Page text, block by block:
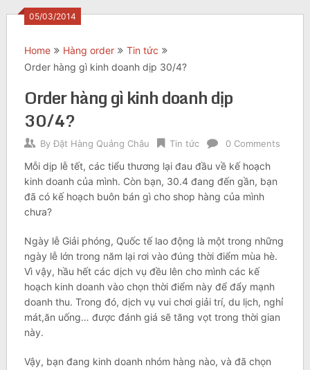
05/03/2014
Home Hàng order
Tin tức
Order hàng gì kinh doanh dịp 30/4?
Order hàng gì kinh doanh dịp
30/4?
By Đặt Hàng Quảng Châu Tin tức 0 Comments
Mỗi dịp lễ tết, các tiểu thương lại đau đầu về kế hoạch
kinh doanh của mình. Còn bạn, 30.4 đang đến gần, bạn
đã có kế hoạch buôn bán gì cho shop hàng của mình
chưa?
Ngày lễ Giải phóng, Quốc tế lao động là một trong những
ngày lễ lớn trong năm lại rơi vào đúng thời điểm mùa hè.
Vì vậy, hầu hết các dịch vụ đều lên cho mình các kế
hoạch kinh doanh vào chọn thời điểm này để đẩy mạnh
doanh thu. Trong đó, dịch vụ vui chơi giải trí, du lịch, nghỉ
mát,ăn uống… được đánh giá sẽ tăng vọt trong thời gian
này.
Vậy, bạn đang kinh doanh nhóm hàng nào, và đã chọn